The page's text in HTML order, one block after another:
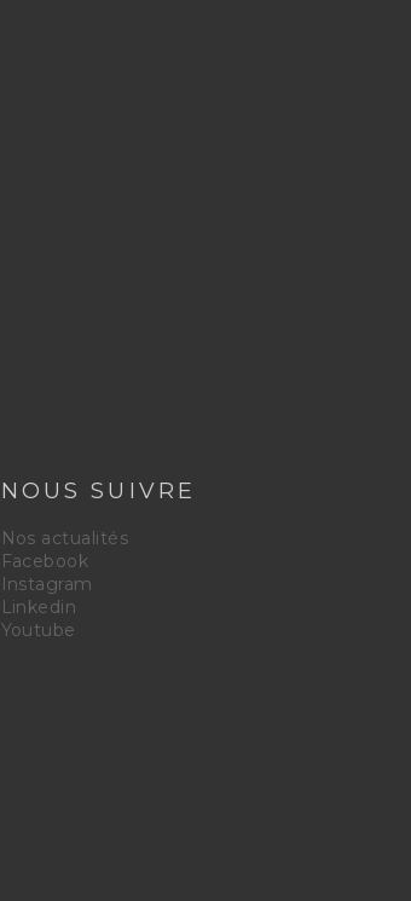
NOUS SUIVRE
Nos actualités
Facebook
Instagram
Linkedin
Youtube